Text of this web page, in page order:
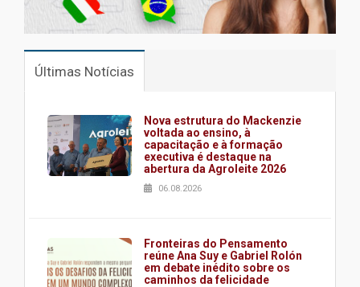
Últimas Notícias
Nova estrutura do Mackenzie
voltada ao ensino, à
capacitação e à formação
executiva é destaque na
abertura da Agroleite 2026
06.08.2026
Fronteiras do Pensamento
reúne Ana Suy e Gabriel Rolón
em debate inédito sobre os
caminhos da felicidade